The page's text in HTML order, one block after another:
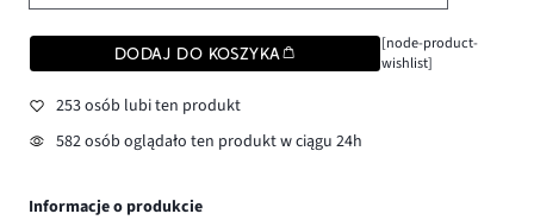
DODAJ DO KOSZYKA
[node-product-
wishlist]
253 osób lubi ten produkt
582 osób oglądało ten produkt w ciągu 24h
Informacje o produkcie